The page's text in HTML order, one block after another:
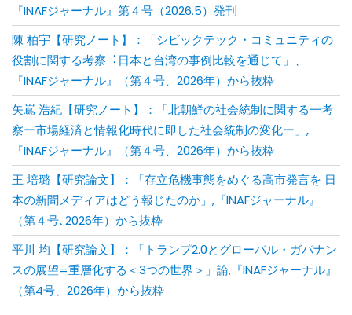
『INAFジャーナル』第４号（2026.5）発刊
陳 柏宇【研究ノート】：「シビックテック・コミュニティの
役割に関する考察︓⽇本と台湾の事例⽐較を通じて」、
『INAFジャーナル』（第４号、2026年）から抜粋
矢嶌 浩紀【研究ノート】：「北朝鮮の社会統制に関する一考
察ー市場経済と情報化時代に即した社会統制の変化ー」,
『INAFジャーナル』（第４号、2026年）から抜粋
王 培璐【研究論文】：「存⽴危機事態をめぐる⾼市発⾔を ⽇
本の新聞メディアはどう報じたのか」,『INAFジャーナル』
（第４号､2026年）から抜粋
平川 均【研究論文】：「トランプ2.0とグローバル・ガバナン
スの展望=重層化する＜3つの世界＞」論,『INAFジャーナル』
（第4号、2026年）から抜粋